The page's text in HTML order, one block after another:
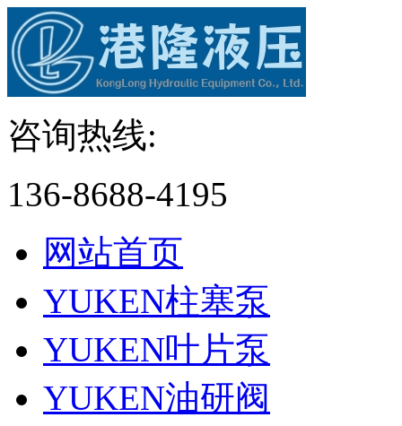
咨询热线:
136-8688-4195
网站首页
YUKEN柱塞泵
YUKEN叶片泵
YUKEN油研阀